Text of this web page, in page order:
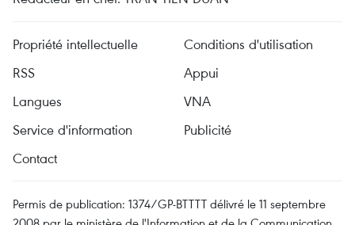
Propriété intellectuelle
Conditions d'utilisation
RSS
Appui
Langues
VNA
Service d'information
Publicité
Contact
Permis de publication: 1374/GP-BTTTT délivré le 11 septembre